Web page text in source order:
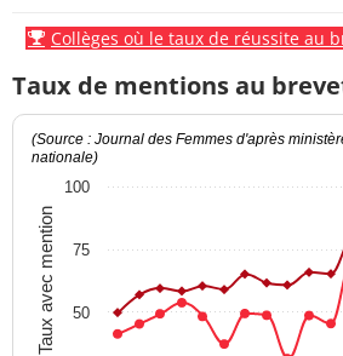
Collèges où le taux de réussite au
Taux de mentions au
Taux avec mention
(Source : Journal des Femmes d'après
nationale)
50
75
100